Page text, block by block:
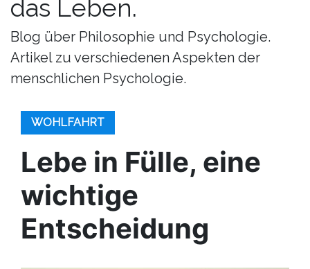
das Leben.
Blog über Philosophie und Psychologie.
Artikel zu verschiedenen Aspekten der
menschlichen Psychologie.
WOHLFAHRT
Lebe in Fülle, eine
wichtige
Entscheidung